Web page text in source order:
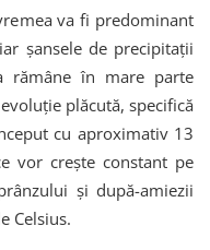
va fi predominant
șansele de precipitații
rămâne în mare parte
plăcută, specifică
cu aproximativ 13
vor crește constant pe
și după-amiezii
Celsius.